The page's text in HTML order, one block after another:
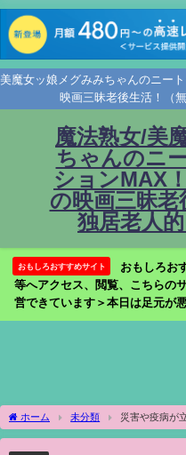
美魔女ッ娘メグみみちゃんのニー
映画三昧老後生活！（
魔法熟女/美
ちゃんのニ
ションMAX
の映画三昧老
独居老人
おもしろおすすめサイト
おもしろお
等へアクセス、閲覧、こちらの
営できています＞本日は足元が
ホーム 未分類
災害や疫病が
に死なない一人の男。【映画紹介】